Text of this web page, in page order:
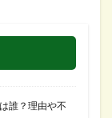
誰？理由や不